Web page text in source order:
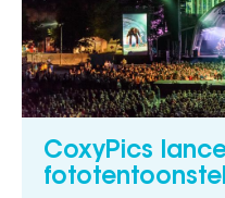
CoxyPics